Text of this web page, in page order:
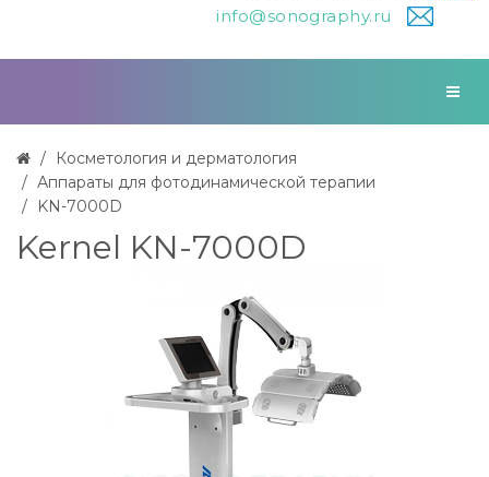
info@sonography.ru
Косметология и дерматология
Аппараты для фотодинамической терапии
KN-7000D
Kernel KN-7000D